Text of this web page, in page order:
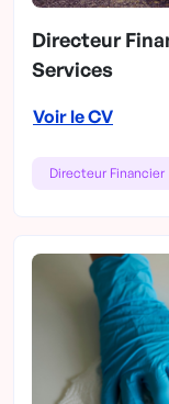
Directeur
Services
Voir le CV
Directeur Financier